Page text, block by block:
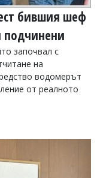
бившия шеф
подчинени
започвал с
на
водомерът
от реалното